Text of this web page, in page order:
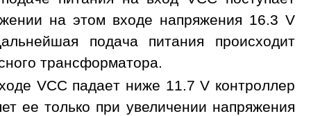
на этом входе напряжения 16.3 V
подача питания происходит
трансформатора.
VCC падает ниже 11.7 V контроллер
ее только при увеличении напряжения